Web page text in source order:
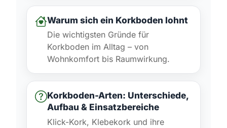
Warum sich ein Korkboden lohnt
Die wichtigsten Gründe für
Korkboden im Alltag – von
Wohnkomfort bis Raumwirkung.
Korkboden-Arten: Unterschiede,
Aufbau & Einsatzbereiche
Klick-Kork, Klebekork und ihre